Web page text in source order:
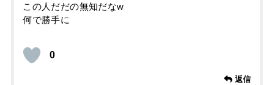
この人だだの無知だなw
何で勝手に
0
返信